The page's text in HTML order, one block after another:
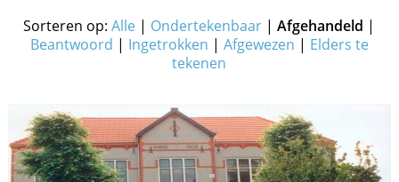
Sorteren op:Alle | Ondertekenbaar |Afgehandeld |
Beantwoord | Ingetrokken | Afgewezen | Elders te
tekenen